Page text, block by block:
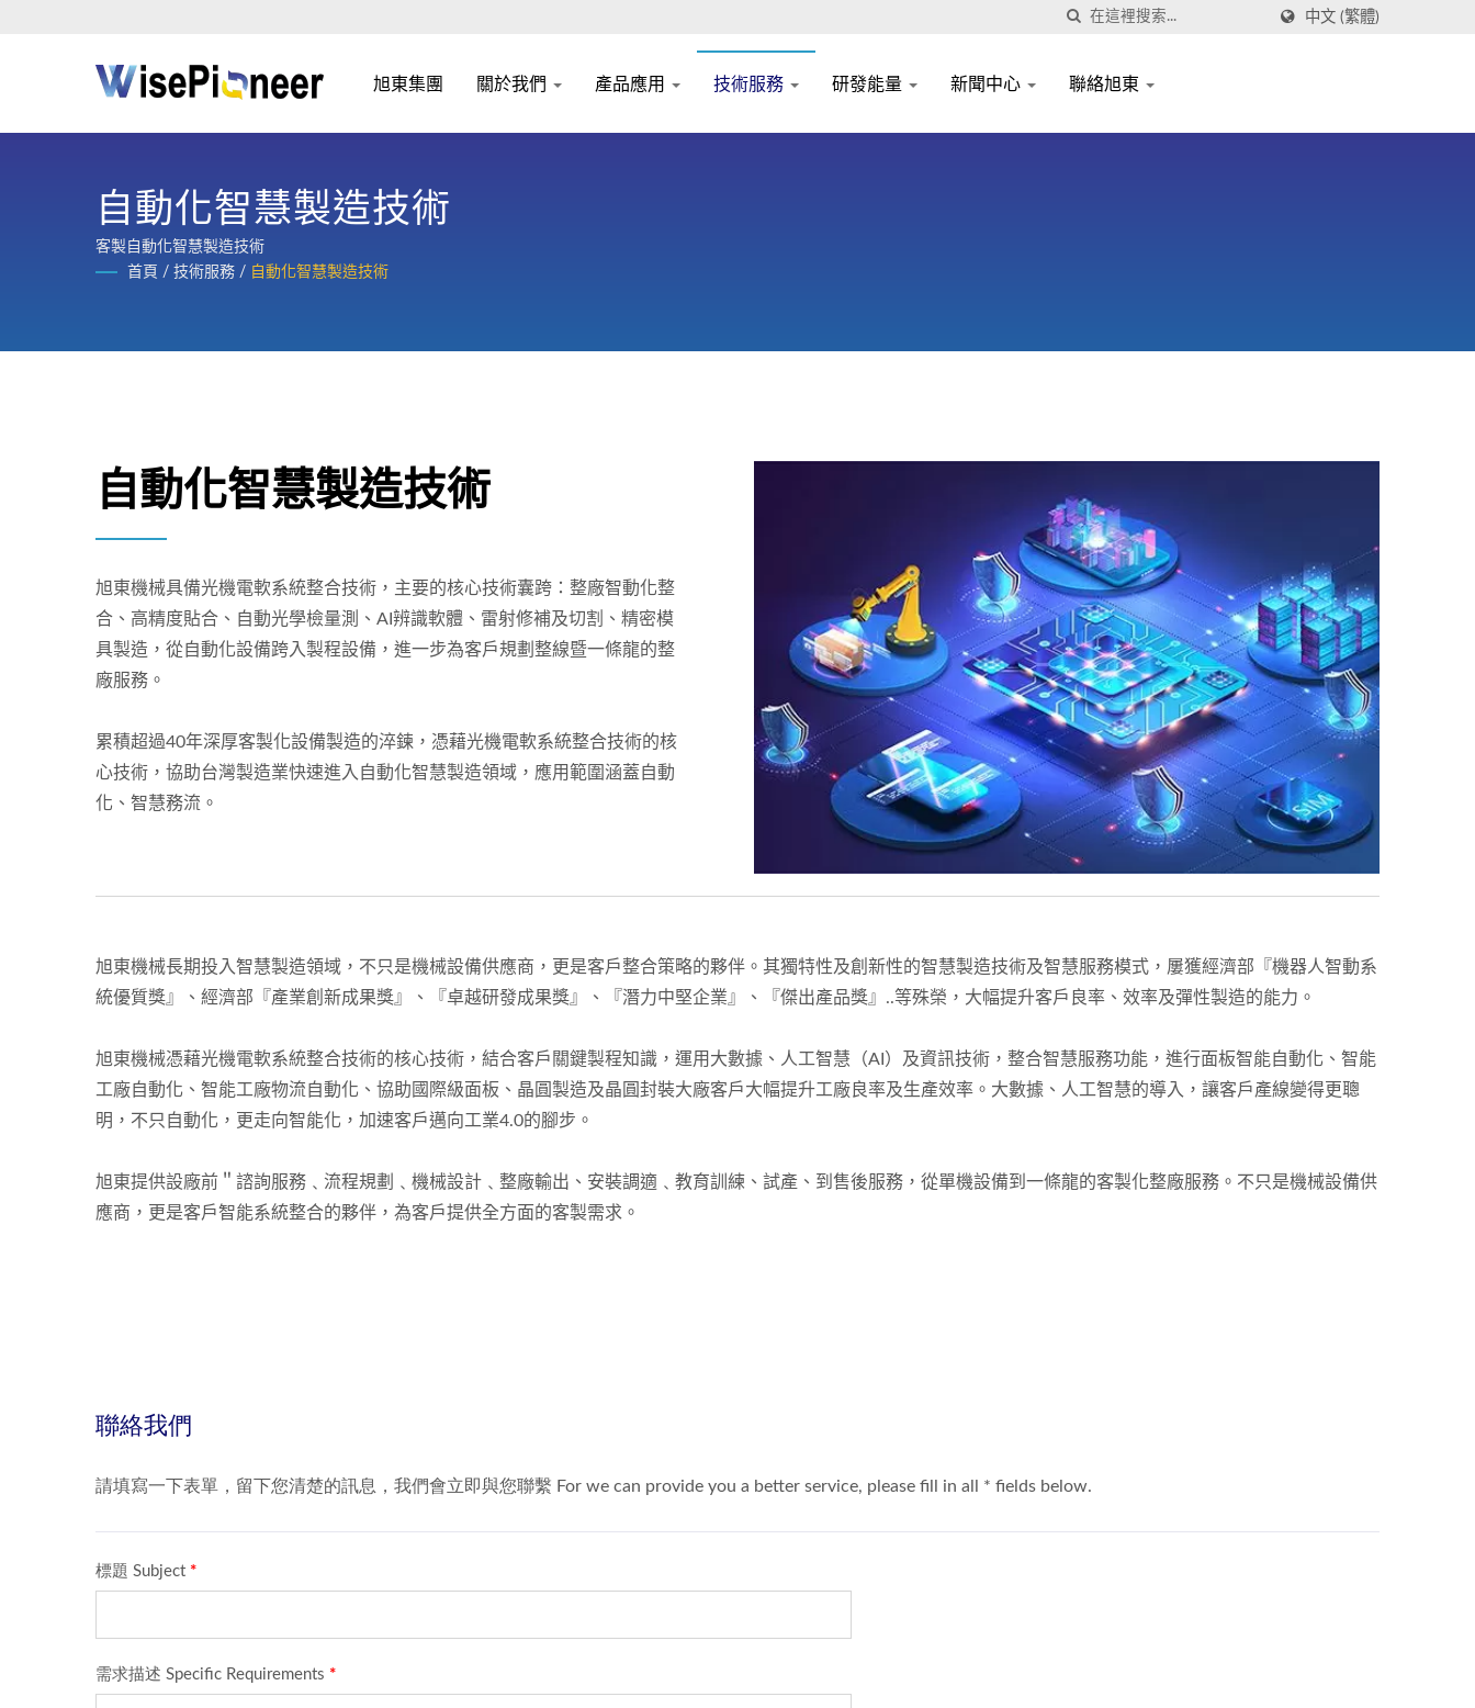
中文 (繁體)
旭東集團 關於我們 產品應用 技術服務 研發能量 新聞中心 聯絡旭東
自動化智慧製造技術
客製自動化智慧製造技術
首頁 / 技術服務 / 自動化智慧製造技術
自動化智慧製造技術
旭東機械具備光機電軟系統整合技術，主要的核心技術囊跨：整廠智動化整
合、高精度貼合、自動光學檢量測、AI辨識軟體、雷射修補及切割、精密模
具製造，從自動化設備跨入製程設備，進一步為客戶規劃整線暨一條龍的整
廠服務。
累積超過40年深厚客製化設備製造的淬鍊，憑藉光機電軟系統整合技術的核
心技術，協助台灣製造業快速進入自動化智慧製造領域，應用範圍涵蓋自動
化、智慧務流。
旭東機械長期投入智慧製造領域，不只是機械設備供應商，更是客戶整合策略的夥伴。其獨特性及創新性的智慧製造技術及智慧服務模式，屢獲經濟部『機器人智動系
統優質獎』、經濟部『產業創新成果獎』、『卓越研發成果獎』、『潛力中堅企業』、『傑出產品獎』..等殊榮，大幅提升客戶良率、效率及彈性製造的能力。
旭東機械憑藉光機電軟系統整合技術的核心技術，結合客戶關鍵製程知識，運用大數據、人工智慧（AI）及資訊技術，整合智慧服務功能，進行面板智能自動化、智能
工廠自動化、智能工廠物流自動化、協助國際級面板、晶圓製造及晶圓封裝⼤廠客戶大幅提升工廠良率及生產效率。大數據、人工智慧的導入，讓客戶產線變得更聰
明，不只自動化，更走向智能化，加速客戶邁向工業4.0的腳步。
旭東提供設廠前＂諮詢服務﹑流程規劃﹑機械設計﹑整廠輸出、安裝調適﹑教育訓練、試產、到售後服務，從單機設備到一條龍的客製化整廠服務。不只是機械設備供
應商，更是客戶智能系統整合的夥伴，為客戶提供全方面的客製需求。